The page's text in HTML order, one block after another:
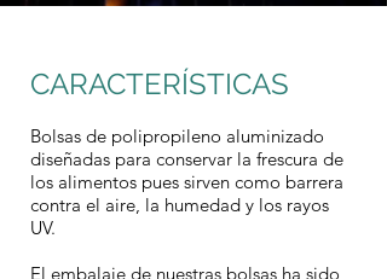
CARACTERÍSTICAS
Bolsas de polipropileno aluminizado
diseñadas para conservar la frescura de
los alimentos pues sirven como barrera
contra el aire, la humedad y los rayos
UV.
El embalaje de nuestras bolsas ha sido